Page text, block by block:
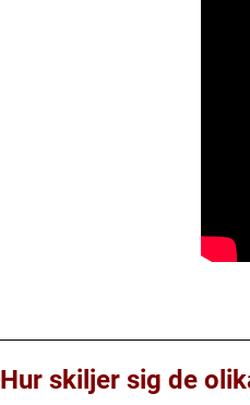
Hur skiljer sig de